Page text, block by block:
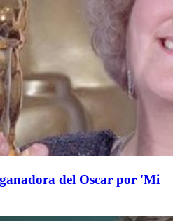
del Oscar por 'Mi